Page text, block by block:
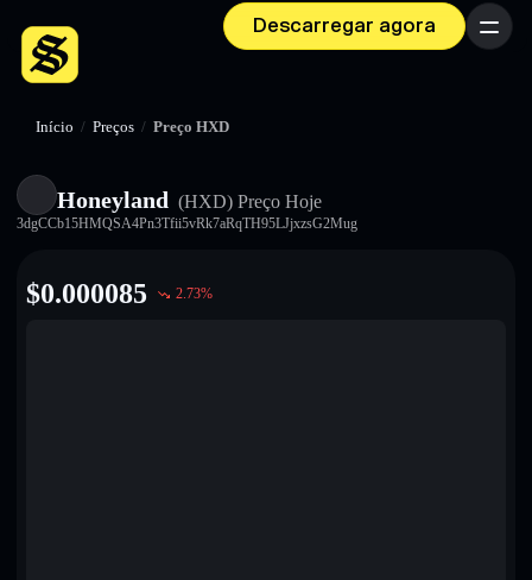
Descarregar agora Menu
Início / Preços / Preço HXD
Honeyland (HXD) Preço Hoje
3dgCCb15HMQSA4Pn3Tfii5vRk7aRqTH95LJjxzsG2Mug
$0.000085 2.73%